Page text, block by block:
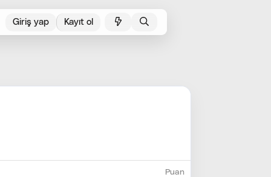
Giriş yap Kayıt ol
Puan